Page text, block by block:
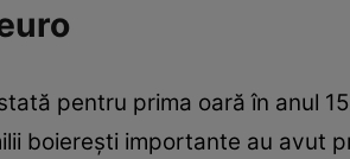
pentru prima oară în anul
boierești importante au avut